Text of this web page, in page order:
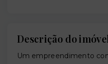
Descrição do
Um empreendimento